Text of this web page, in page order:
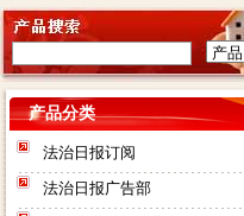
产品分类
法治日报订阅
法治日报广告部